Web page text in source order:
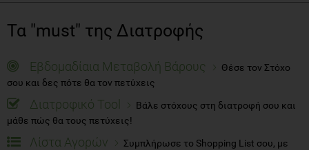
Τα "must" της Διατροφής
Εβδομαδίαια Μεταβολή Βάρους
Θέσε τον Στόχο
σου και δες πότε θα τον πετύχεις
Διατροφικό Tool
Βάλε στόχους στη διατροφή σου και
μάθε πώς θα τους πετύχεις!
Λίστα Αγορών
Συμπλήρωσε το Shopping List σου, με